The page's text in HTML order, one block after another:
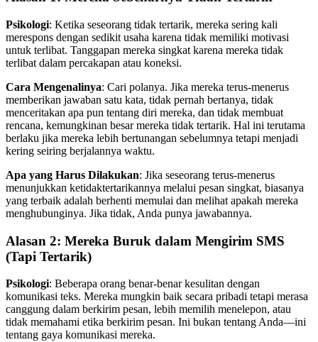
Psikologi: Ketika seseorang tidak tertarik, mereka sering kali
merespons dengan sedikit usaha karena tidak memiliki motivasi
untuk terlibat. Tanggapan mereka singkat karena mereka tidak
terlibat dalam percakapan atau koneksi.
Cara Mengenalinya: Cari polanya. Jika mereka terus-menerus
memberikan jawaban satu kata, tidak pernah bertanya, tidak
menceritakan apa pun tentang diri mereka, dan tidak membuat
rencana, kemungkinan besar mereka tidak tertarik. Hal ini terutama
berlaku jika mereka lebih bertunangan sebelumnya tetapi menjadi
kering seiring berjalannya waktu.
Apa yang Harus Dilakukan: Jika seseorang terus-menerus
menunjukkan ketidaktertarikannya melalui pesan singkat, biasanya
yang terbaik adalah berhenti memulai dan melihat apakah mereka
menghubunginya. Jika tidak, Anda punya jawabannya.
Alasan 2: Mereka Buruk dalam Mengirim SMS
(Tapi Tertarik)
Psikologi: Beberapa orang benar-benar kesulitan dengan
komunikasi teks. Mereka mungkin baik secara pribadi tetapi merasa
canggung dalam berkirim pesan, lebih memilih menelepon, atau
tidak memahami etika berkirim pesan. Ini bukan tentang Anda—ini
tentang gaya komunikasi mereka.